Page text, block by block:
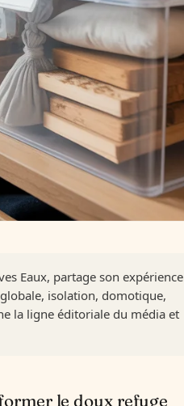
Eaux, partage son expérience
isolation, domotique,
la ligne éditoriale du média et